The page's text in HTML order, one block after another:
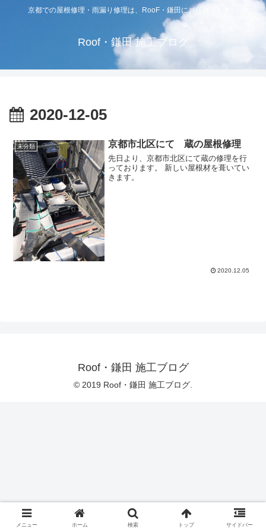
京都での屋根修理・雨漏り修理は、RooF・鎌田にお任せください
Roof・鎌田 施工ブログ
2020-12-05
未分類 京都市北区にて 蔵の屋根修理
先日より、京都市北区にて蔵の修理を行
っております。 新しい屋根材を葺いてい
きます。
2020.12.05
Roof・鎌田 施工ブログ
© 2019 Roof・鎌田 施工ブログ.
メニュー ホーム 検索 トップ サイドバー